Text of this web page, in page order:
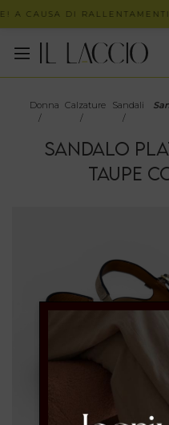
A CAUSA DI
Donna
/
Calzature
/
Sandali
/
SANDALO
TAUPE